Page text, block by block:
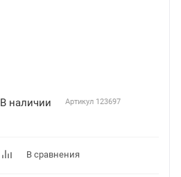
В наличии Артикул 123697
В сравнения